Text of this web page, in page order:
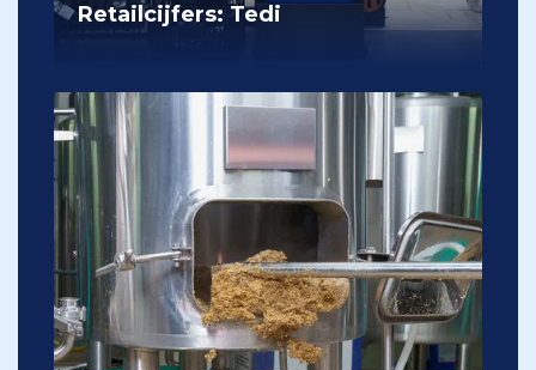
Retailcijfers: Tedi